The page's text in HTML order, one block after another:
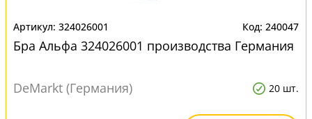
324026001 240047
Бра Альфа 324026001 производства Германия
DeMarkt (Германия) 20 шт.